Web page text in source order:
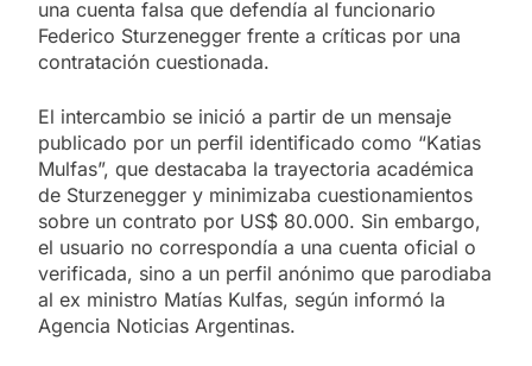
una cuenta falsa que defendía al funcionario
Federico Sturzenegger frente a críticas por una
contratación cuestionada.
El intercambio se inició a partir de un mensaje
publicado por un perfil identificado como “Katias
Mulfas”, que destacaba la trayectoria académica
de Sturzenegger y minimizaba cuestionamientos
sobre un contrato por US$ 80.000. Sin embargo,
el usuario no correspondía a una cuenta oficial o
verificada, sino a un perfil anónimo que parodiaba
al ex ministro Matías Kulfas, según informó la
Agencia Noticias Argentinas.